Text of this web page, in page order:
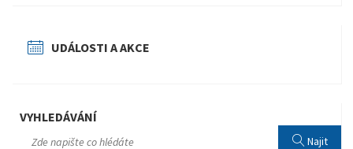
UDÁLOSTI A AKCE
VYHLEDÁVÁNÍ
Najit